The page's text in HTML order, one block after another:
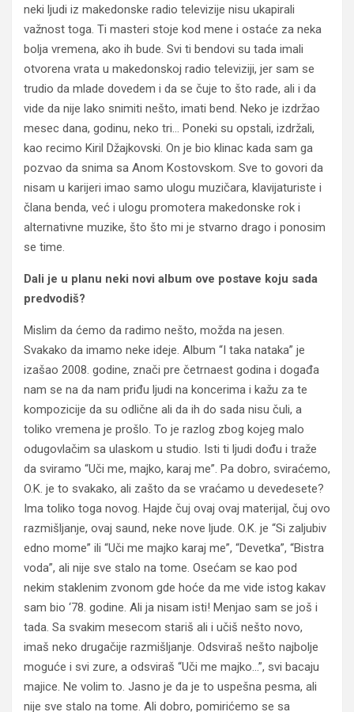
neki ljudi iz makedonske radio televizije nisu ukapirali
važnost toga. Ti masteri stoje kod mene i ostaće za neka
bolja vremena, ako ih bude. Svi ti bendovi su tada imali
otvorena vrata u makedonskoj radio televiziji, jer sam se
trudio da mlade dovedem i da se čuje to što rade, ali i da
vide da nije lako snimiti nešto, imati bend. Neko je izdržao
mesec dana, godinu, neko tri… Poneki su opstali, izdržali,
kao recimo Kiril Džajkovski. On je bio klinac kada sam ga
pozvao da snima sa Anom Kostovskom. Sve to govori da
nisam u karijeri imao samo ulogu muzičara, klavijaturiste i
člana benda, već i ulogu promotera makedonske rok i
alternativne muzike, što što mi je stvarno drago i ponosim
se time.
Dali je u planu neki novi album ove postave koju sada
predvodiš?
Mislim da ćemo da radimo nešto, možda na jesen.
Svakako da imamo neke ideje. Album “I taka nataka” je
izašao 2008. godine, znači pre četrnaest godina i događa
nam se na da nam priđu ljudi na koncerima i kažu za te
kompozicije da su odlične ali da ih do sada nisu čuli, a
toliko vremena je prošlo. To je razlog zbog kojeg malo
odugovlačim sa ulaskom u studio. Isti ti ljudi dođu i traže
da sviramo “Uči me, majko, karaj me”. Pa dobro, sviraćemo,
O.K. je to svakako, ali zašto da se vraćamo u devedesete?
Ima toliko toga novog. Hajde čuj ovaj ovaj materijal, čuj ovo
razmišljanje, ovaj saund, neke nove ljude. O.K. je “Si zaljubiv
edno mome” ili “Uči me majko karaj me”, “Devetka”, “Bistra
voda”, ali nije sve stalo na tome. Osećam se kao pod
nekim staklenim zvonom gde hoće da me vide istog kakav
sam bio ‘78. godine. Ali ja nisam isti! Menjao sam se još i
tada. Sa svakim mesecom stariš ali i učiš nešto novo,
imaš neko drugačije razmišljanje. Odsviraš nešto najbolje
moguće i svi zure, a odsviraš “Uči me majko…”, svi bacaju
majice. Ne volim to. Jasno je da je to uspešna pesma, ali
nije sve stalo na tome. Ali dobro, pomirićemo se sa